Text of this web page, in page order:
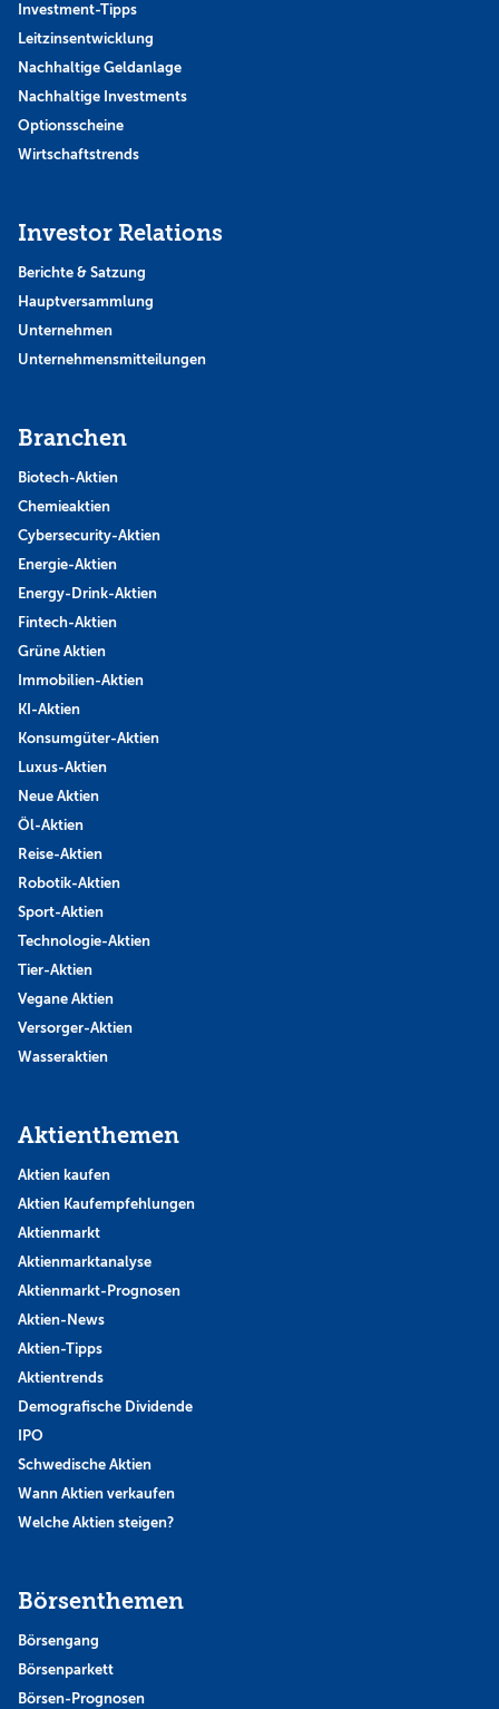
Investment-Tipps
Leitzinsentwicklung
Nachhaltige Geldanlage
Nachhaltige Investments
Optionsscheine
Wirtschaftstrends
Investor Relations
Berichte & Satzung
Hauptversammlung
Unternehmen
Unternehmensmitteilungen
Branchen
Biotech-Aktien
Chemieaktien
Cybersecurity-Aktien
Energie-Aktien
Energy-Drink-Aktien
Fintech-Aktien
Grüne Aktien
Immobilien-Aktien
KI-Aktien
Konsumgüter-Aktien
Luxus-Aktien
Neue Aktien
Öl-Aktien
Reise-Aktien
Robotik-Aktien
Sport-Aktien
Technologie-Aktien
Tier-Aktien
Vegane Aktien
Versorger-Aktien
Wasseraktien
Aktienthemen
Aktien kaufen
Aktien Kaufempfehlungen
Aktienmarkt
Aktienmarktanalyse
Aktienmarkt-Prognosen
Aktien-News
Aktien-Tipps
Aktientrends
Demografische Dividende
IPO
Schwedische Aktien
Wann Aktien verkaufen
Welche Aktien steigen?
Börsenthemen
Börsengang
Börsenparkett
Börsen-Prognosen